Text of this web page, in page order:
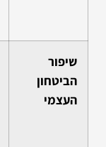
שיפור
הביטחון
העצמי